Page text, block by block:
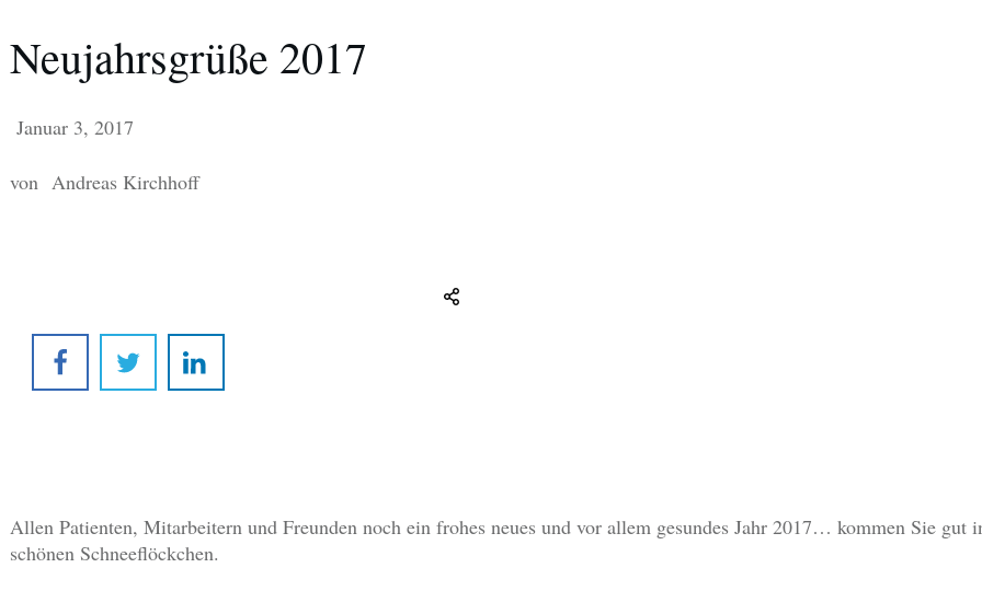
Neujahrsgrüße 2017
Januar 3, 2017
von Andreas Kirchhoff
Allen Patienten, Mitarbeitern und Freunden noch ein frohes neues und vor allem gesundes Jahr 2017… kommen Sie gut
schönen Schneeflöckchen.